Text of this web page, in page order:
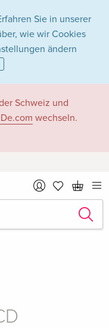
Sie in unserer
wie wir Cookies
ändern
Schweiz und
wechseln.